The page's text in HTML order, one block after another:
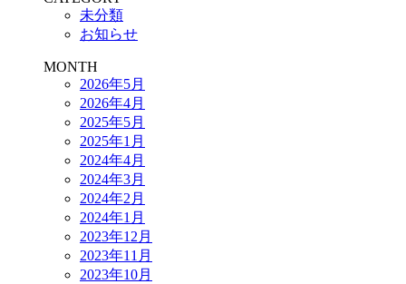
未分類
お知らせ
MONTH
2026年5月
2026年4月
2025年5月
2025年1月
2024年4月
2024年3月
2024年2月
2024年1月
2023年12月
2023年11月
2023年10月